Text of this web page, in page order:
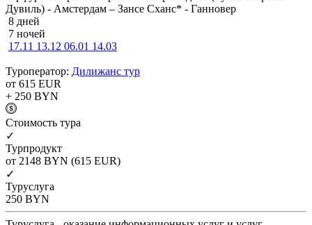
Дувиль) - Амстердам – Зансе Сханс* - Ганновер
8 дней
7 ночей
17.11 13.12 06.01 14.03
Туроператор: Дилижанс тур
от 615 EUR
+ 250 BYN
Cтоимость тура
✓
Турпродукт
от 2148 BYN (615 EUR)
✓
Туруслуга
250 BYN